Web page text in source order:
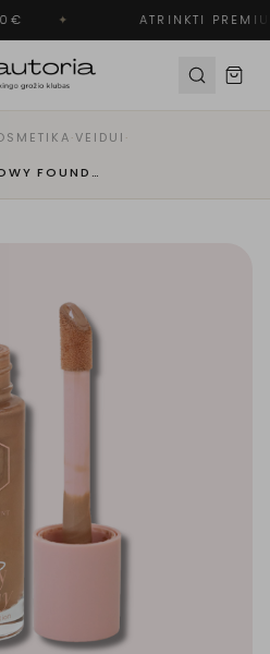
✦ ATRINKTI
·VEIDUI ·
CENT PUR CENT HOLY GLOWY FOUNDATION SKYSTAS MAKIAŽO PAGRINDAS | LIGHT